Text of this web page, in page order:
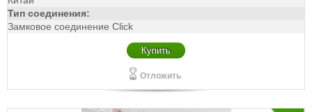
Тип соединения:
Замковое соединение Click
Купить
Отложить